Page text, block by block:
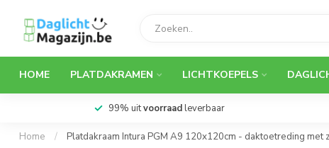
HOME PLATDAKRAMEN LICHTKOEPELS
Snelle levering
Home / Platdakraam Intura PGM A9 120x120cm - daktoetreding met